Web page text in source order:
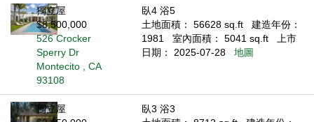
獨立屋
$8,500,000
526 Crocker
Sperry Dr
Montecito , CA
93108
臥4 浴5
土地面積： 56628 sq.ft
建造年份：
1981
室內面積： 5041 sq.ft
上市
日期： 2025-07-28
地圖
獨立屋
臥3 浴3